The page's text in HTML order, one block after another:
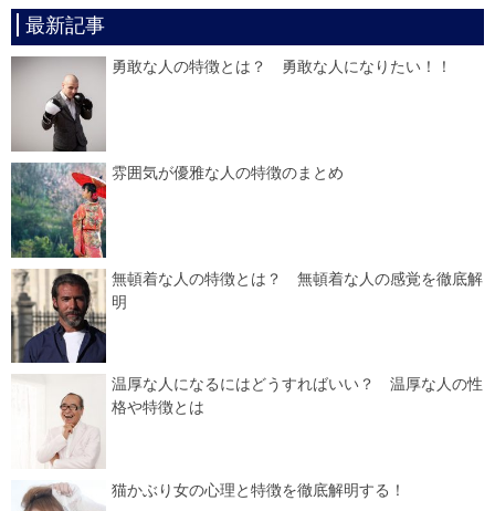
最新記事
勇敢な人の特徴とは？ 勇敢な人になりたい！！
雰囲気が優雅な人の特徴のまとめ
無頓着な人の特徴とは？ 無頓着な人の感覚を徹底解
明
温厚な人になるにはどうすればいい？ 温厚な人の性
格や特徴とは
猫かぶり女の心理と特徴を徹底解明する！